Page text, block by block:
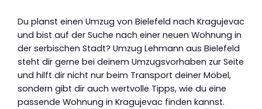
Du planst einen Umzug von Bielefeld nach Kragujevac
und bist auf der Suche nach einer neuen Wohnung in
der serbischen Stadt? Umzug Lehmann aus Bielefeld
steht dir gerne bei deinem Umzugsvorhaben zur Seite
und hilft dir nicht nur beim Transport deiner Möbel,
sondern gibt dir auch wertvolle Tipps, wie du eine
passende Wohnung in Kragujevac finden kannst.